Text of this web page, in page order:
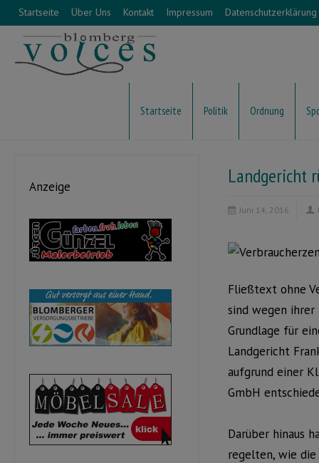
Startseite Über Uns Kontakt Impressum Datenschutzerklärung
Startseite Politik Ordnung
Landgericht
Juni 14, 2016
Fließtext ohne
sind wegen
Grundlage für
Landgericht
aufgrund einer
GmbH
Darüber hinaus
regelten, wie
Anzeige